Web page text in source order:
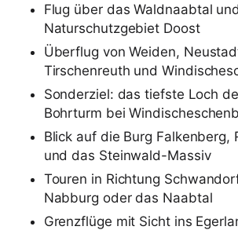
Flug über das Waldnaabtal
Naturschutzgebiet Doost
Überflug von Weiden,
Tirschenreuth und
Sonderziel: das tiefste Loch
Bohrturm bei
Blick auf die Burg Falkenberg,
und das Steinwald-Massiv
Touren in Richtung
Nabburg oder das Naabtal
Grenzflüge mit Sicht ins